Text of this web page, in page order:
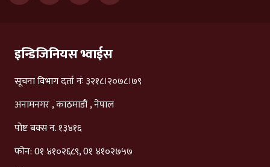
इन्डिजिनियस भ्वाईस
सूचना विभाग दर्ता नंः ३२१८।२०७८।७९
अनामनगर , काठमाडौं , नेपाल
पोष्ट बक्स न. १३४१६
फोन: 0१ ४१०२६८९, 0१ ४१०२७५७